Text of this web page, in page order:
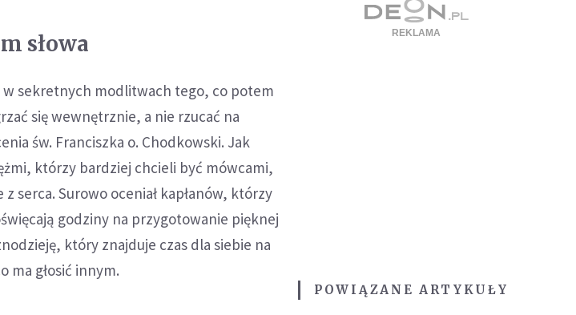
słowa
sekretnych modlitwach tego, co potem
się wewnętrznie, a nie rzucać na
św. Franciszka o. Chodkowski. Jak
którzy bardziej chcieli być mówcami,
serca. Surowo oceniał kapłanów, którzy
godziny na przygotowanie pięknej
który znajduje czas dla siebie na
ma głosić innym.
POWIĄZANE ARTYKUŁY